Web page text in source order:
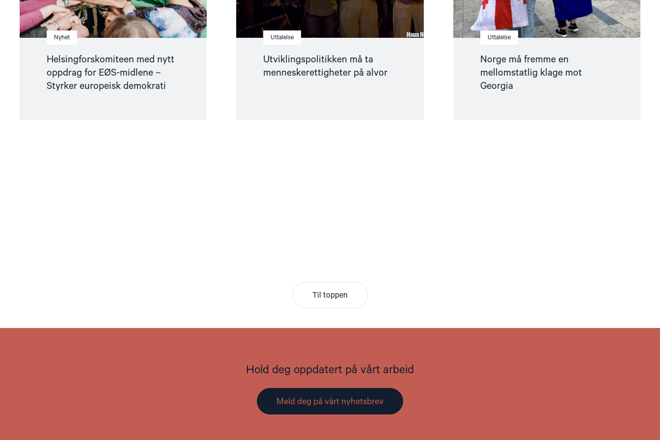
Nyhet
Helsingforskomiteen med nytt
oppdrag for EØS-midlene –
Styrker europeisk demokrati
demokrati"
Uttalelse
Utviklingspolitikken må ta
menneskerettigheter på alvor
Uttalelse
Norge må fremme en
mellomstatlig klage mot
Georgia
Til toppen
Hold deg oppdatert på vårt arbeid
Meld deg på vårt nyhetsbrev